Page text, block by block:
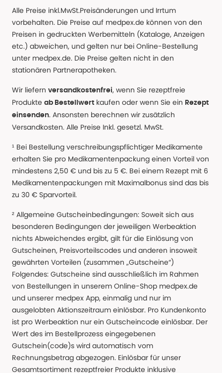
Alle Preise inkl.MwSt.Preisänderungen und Irrtum
vorbehalten. Die Preise auf medpex.de können von den
Preisen in gedruckten Werbemitteln (Kataloge, Anzeigen
etc.) abweichen, und gelten nur bei Online-Bestellung
unter medpex.de. Die Preise gelten nicht in den
stationären Partnerapotheken.
Wir liefern versandkostenfrei, wenn Sie rezeptfreie
Produkte ab Bestellwert kaufen oder wenn Sie ein Rezept
einsenden. Ansonsten berechnen wir zusätzlich
Versandkosten. Alle Preise Inkl. gesetzl. MwSt.
¹ Bei Bestellung verschreibungspflichtiger Medikamente
erhalten Sie pro Medikamentenpackung einen Vorteil von
mindestens 2,50 € und bis zu 5 €. Bei einem Rezept mit 6
Medikamentenpackungen mit Maximalbonus sind das bis
zu 30 € Sparvorteil.
² Allgemeine Gutscheinbedingungen: Soweit sich aus
besonderen Bedingungen der jeweiligen Werbeaktion
nichts Abweichendes ergibt, gilt für die Einlösung von
Gutscheinen, Preisvorteilscodes und anderen insoweit
gewährten Vorteilen (zusammen „Gutscheine“)
Folgendes: Gutscheine sind ausschließlich im Rahmen
von Bestellungen in unserem Online-Shop medpex.de
und unserer medpex App, einmalig und nur im
ausgelobten Aktionszeitraum einlösbar. Pro Kundenkonto
ist pro Werbeaktion nur ein Gutscheincode einlösbar. Der
Wert des im Bestellprozess eingegebenen
Gutschein(code)s wird automatisch vom
Rechnungsbetrag abgezogen. Einlösbar für unser
Gesamtsortiment rezeptfreier Produkte inklusive